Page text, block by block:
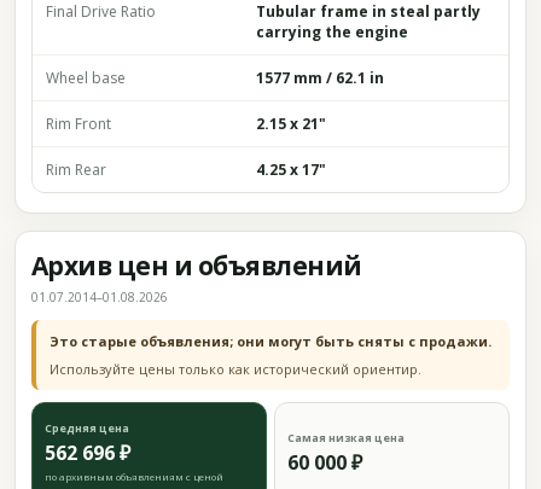
Final Drive Ratio
Tubular frame in steal partly
carrying the engine
Wheel base 1577 mm / 62.1 in
Rim Front 2.15 x 21"
Rim Rear 4.25 x 17"
Архив цен и объявлений
01.07.2014–01.08.2026
Это старые объявления; они могут быть сняты с продажи.
Используйте цены только как исторический ориентир.
Средняя цена
562 696 ₽
по архивным объявлениям с ценой
Самая низкая цена
60 000 ₽